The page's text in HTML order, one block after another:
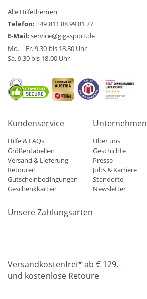
Alle Hilfethemen
Telefon: +49 811 88 99 81 77
E-Mail: service@gigasport.de
Mo. – Fr. 9.30 bis 18.30 Uhr
Sa. 9.30 bis 18.00 Uhr
Kundenservice
Hilfe & FAQs
Größentabellen
Versand & Lieferung
Retouren
Gutscheinbedingungen
Geschenkkarten
Unternehmen
Über uns
Geschichte
Presse
Jobs & Karriere
Standorte
Newsletter
Unsere Zahlungsarten
Versandkostenfrei* ab € 129,-
und kostenlose Retoure